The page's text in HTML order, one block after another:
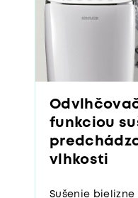
funkciou
vlhkosti
bielizne je